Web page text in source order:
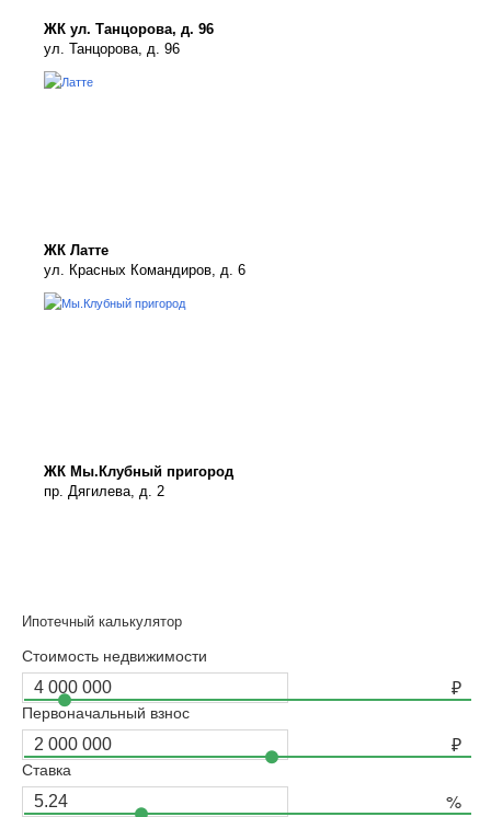
ЖК ул. Танцорова, д. 96
ул. Танцорова, д. 96
ЖК Латте
ул. Красных Командиров, д. 6
ЖК Мы.Клубный пригород
пр. Дягилева, д. 2
Ипотечный калькулятор
Стоимость недвижимости
Первоначальный взнос
Ставка